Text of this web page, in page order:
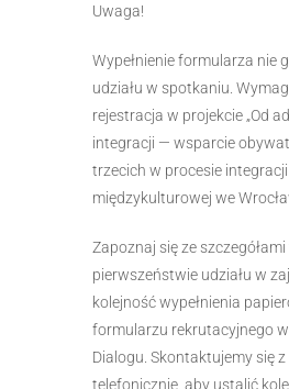
Uwaga!
Wypełnienie formularza nie
udziału w spotkaniu.
rejestracja w projekcie „Od
integracji — wsparcie
trzecich w procesie integracji
międzykulturowej we
Zapoznaj się ze szczegółami
pierwszeństwie udziału w
kolejność wypełnienia
formularzu rekrutacyjnego
Dialogu. Skontaktujemy się
telefonicznie, aby ustalić